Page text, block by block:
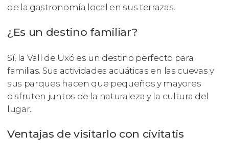
de la gastronomía local en sus terrazas.
¿Es un destino familiar?
Sí, la Vall de Uxó es un destino perfecto para
familias. Sus actividades acuáticas en las cuevas y
sus parques hacen que pequeños y mayores
disfruten juntos de la naturaleza y la cultura del
lugar.
Ventajas de visitarlo con civitatis